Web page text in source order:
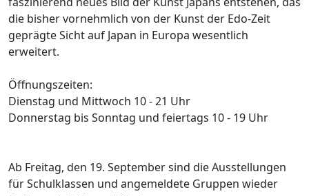
die bisher vornehmlich von der Kunst der Edo-Zeit
geprägte Sicht auf Japan in Europa wesentlich
erweitert.
Öffnungszeiten:
Dienstag und Mittwoch 10 - 21 Uhr
Donnerstag bis Sonntag und feiertags 10 - 19 Uhr
Ab Freitag, den 19. September sind die Ausstellungen
für Schulklassen und angemeldete Gruppen wieder